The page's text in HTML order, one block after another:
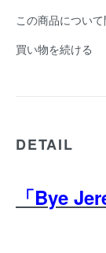
この商品につい
買い物を続ける
DETAIL
「Bye